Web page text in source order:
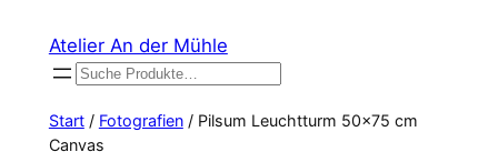
Inhalt
springen
Atelier An der Mühle
Suchen
Start/ Fotografien/ Pilsum Leuchtturm 50×75 cm
Canvas